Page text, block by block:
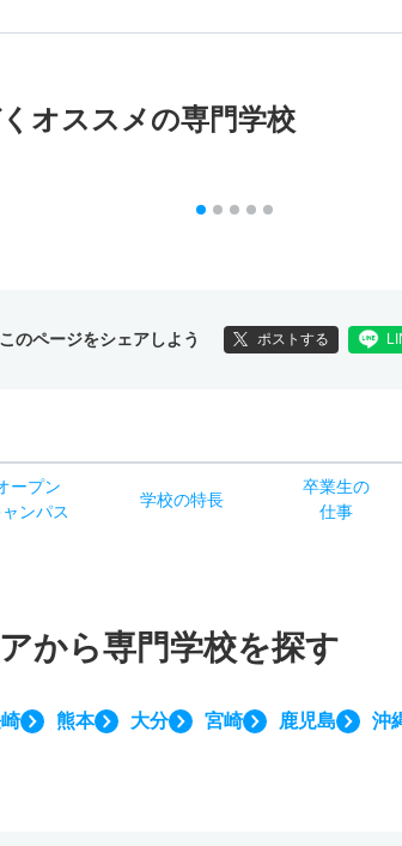
オススメの専門学校
このページをシェアしよう ポストする
ープン
ンパス
学校の特長
卒業生の
仕事
から専門学校を探す
熊本 大分 宮崎 鹿児島 沖